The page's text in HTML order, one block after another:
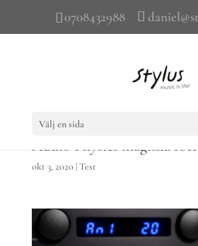
0708432988
Välj en sida
Audio Physics magiska
okt 3, 2020|Test